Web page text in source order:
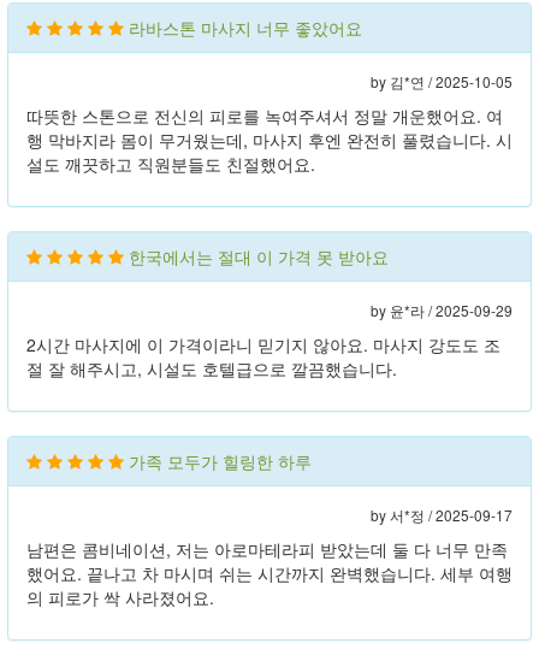
라바스톤 마사지 너무 좋았어요
by 김*연 /2025-10-05
따뜻한 스톤으로 전신의 피로를 녹여주셔서 정말 개운했어요. 여
행 막바지라 몸이 무거웠는데, 마사지 후엔 완전히 풀렸습니다. 시
설도 깨끗하고 직원분들도 친절했어요.
한국에서는 절대 이 가격 못 받아요
by 윤*라 /2025-09-29
2시간 마사지에 이 가격이라니 믿기지 않아요. 마사지 강도도 조
절 잘 해주시고, 시설도 호텔급으로 깔끔했습니다.
가족 모두가 힐링한 하루
by 서*정 /2025-09-17
남편은 콤비네이션, 저는 아로마테라피 받았는데 둘 다 너무 만족
했어요. 끝나고 차 마시며 쉬는 시간까지 완벽했습니다. 세부 여행
의 피로가 싹 사라졌어요.